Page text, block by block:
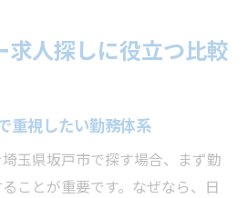
求人探しに役立つ比較
重視したい勤務体系
玉県坂戸市で探す場合、まず勤
ことが重要です。なぜなら、日